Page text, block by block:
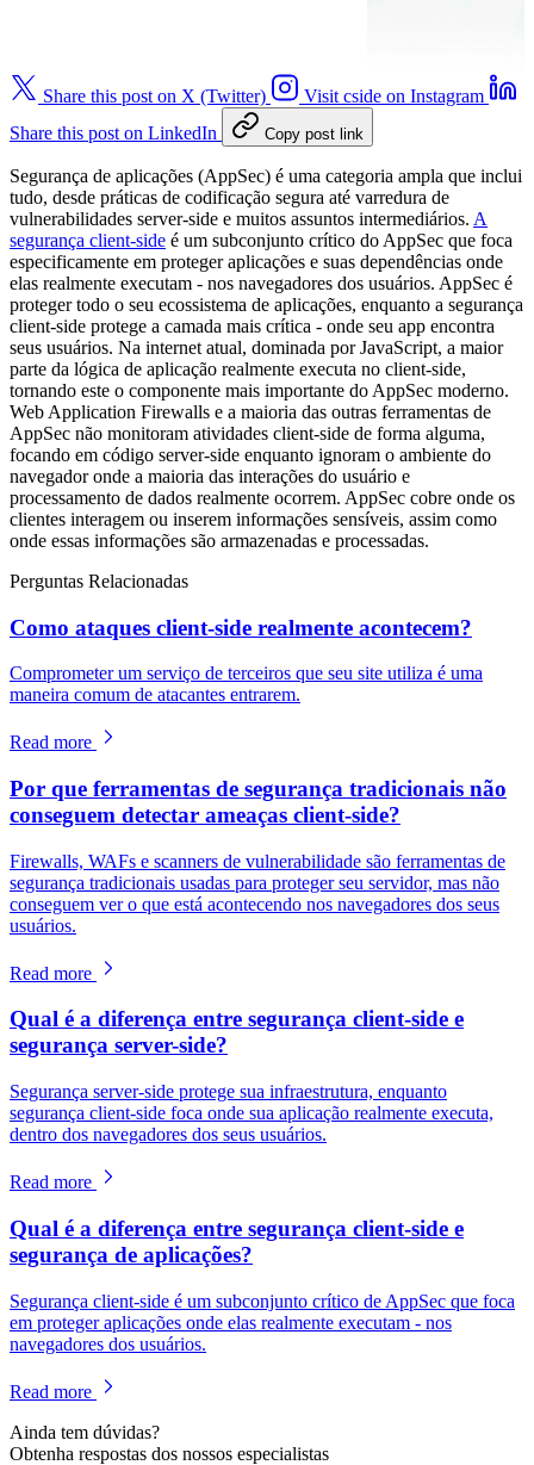
Share this post on X (Twitter)
Visit cside on Instagram
Share this post on LinkedIn
Copy post link
Segurança de aplicações (AppSec) é uma categoria ampla que inclui
tudo, desde práticas de codificação segura até varredura de
vulnerabilidades server-side e muitos assuntos intermediários. A
segurança client-side é um subconjunto crítico do AppSec que foca
especificamente em proteger aplicações e suas dependências onde
elas realmente executam - nos navegadores dos usuários. AppSec é
proteger todo o seu ecossistema de aplicações, enquanto a segurança
client-side protege a camada mais crítica - onde seu app encontra
seus usuários. Na internet atual, dominada por JavaScript, a maior
parte da lógica de aplicação realmente executa no client-side,
tornando este o componente mais importante do AppSec moderno.
Web Application Firewalls e a maioria das outras ferramentas de
AppSec não monitoram atividades client-side de forma alguma,
focando em código server-side enquanto ignoram o ambiente do
navegador onde a maioria das interações do usuário e
processamento de dados realmente ocorrem. AppSec cobre onde os
clientes interagem ou inserem informações sensíveis, assim como
onde essas informações são armazenadas e processadas.
Perguntas Relacionadas
Como ataques client-side realmente acontecem?
Comprometer um serviço de terceiros que seu site utiliza é uma
maneira comum de atacantes entrarem.
Read more
Por que ferramentas de segurança tradicionais não
conseguem detectar ameaças client-side?
Firewalls, WAFs e scanners de vulnerabilidade são ferramentas de
segurança tradicionais usadas para proteger seu servidor, mas não
conseguem ver o que está acontecendo nos navegadores dos seus
usuários.
Read more
Qual é a diferença entre segurança client-side e
segurança server-side?
Segurança server-side protege sua infraestrutura, enquanto
segurança client-side foca onde sua aplicação realmente executa,
dentro dos navegadores dos seus usuários.
Read more
Qual é a diferença entre segurança client-side e
segurança de aplicações?
Segurança client-side é um subconjunto crítico de AppSec que foca
em proteger aplicações onde elas realmente executam - nos
navegadores dos usuários.
Read more
Ainda tem dúvidas?
Obtenha respostas dos nossos especialistas